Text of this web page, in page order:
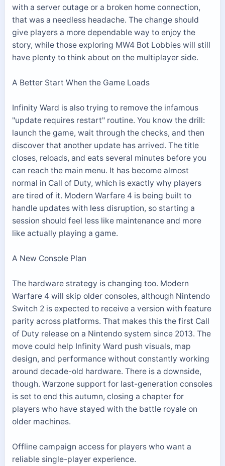
with a server outage or a broken home connection,
that was a needless headache. The change should
give players a more dependable way to enjoy the
story, while those exploring MW4 Bot Lobbies will still
have plenty to think about on the multiplayer side.
A Better Start When the Game Loads
Infinity Ward is also trying to remove the infamous
"update requires restart" routine. You know the drill:
launch the game, wait through the checks, and then
discover that another update has arrived. The title
closes, reloads, and eats several minutes before you
can reach the main menu. It has become almost
normal in Call of Duty, which is exactly why players
are tired of it. Modern Warfare 4 is being built to
handle updates with less disruption, so starting a
session should feel less like maintenance and more
like actually playing a game.
A New Console Plan
The hardware strategy is changing too. Modern
Warfare 4 will skip older consoles, although Nintendo
Switch 2 is expected to receive a version with feature
parity across platforms. That makes this the first Call
of Duty release on a Nintendo system since 2013. The
move could help Infinity Ward push visuals, map
design, and performance without constantly working
around decade-old hardware. There is a downside,
though. Warzone support for last-generation consoles
is set to end this autumn, closing a chapter for
players who have stayed with the battle royale on
older machines.
Offline campaign access for players who want a
reliable single-player experience.